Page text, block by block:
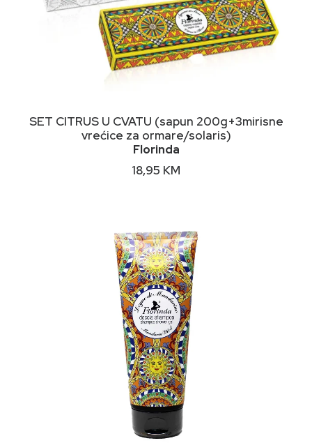
DODAJ U KORPU
SET CITRUS U CVATU (sapun 200g+3mirisne
vrećice za ormare/solaris)
Florinda
18,95 KM